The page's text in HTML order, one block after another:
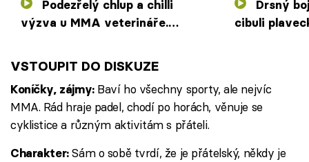
výzva u MMA veterináře.
cibuli
VSTOUPIT DO DISKUZE
Koníčky, zájmy: Baví ho všechny sporty, ale nejvíc
MMA. Rád hraje padel, chodí po horách, věnuje se
cyklistice a různým aktivitám s přáteli.
Charakter:Sám o sobě tvrdí, že je přátelský, někdy je